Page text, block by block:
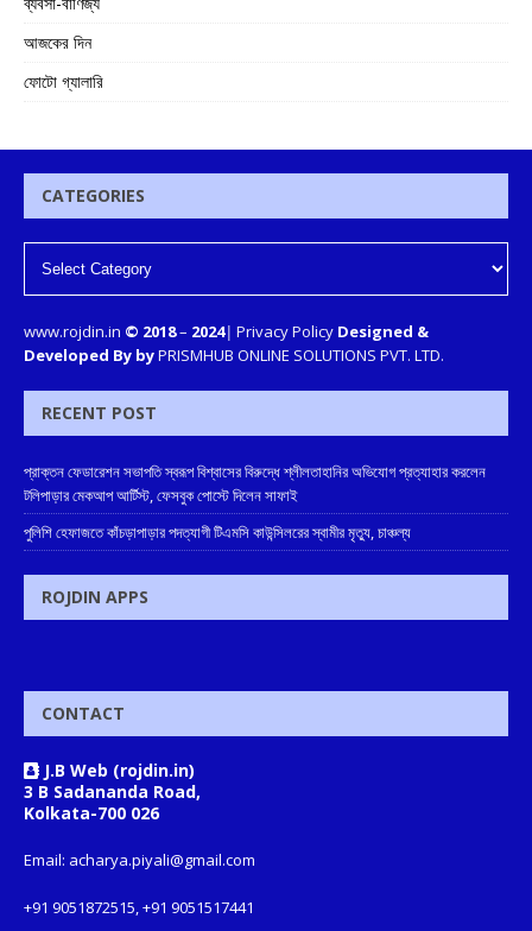
আজকের দিন
ফোটো গ্যালারি
CATEGORIES
www.rojdin.in © 2018– 2024| Privacy Policy Designed &
Developed By byPRISMHUB ONLINE SOLUTIONS PVT. LTD.
RECENT POST
প্রাক্তন ফেডারেশন সভাপতি স্বরূপ বিশ্বাসের বিরুদ্ধে শ্লীলতাহানির অভিযোগ প্রত্যাহার করলেন
টলিপাড়ার মেকআপ আর্টিস্ট, ফেসবুক পোস্টে দিলেন সাফাই
পুলিশি হেফাজতে কাঁচড়াপাড়ার পদত্যাগী টিএমসি কাউন্সিলরের স্বামীর মৃত্যু, চাঞ্চল্য
ROJDIN APPS
CONTACT
J.B Web (rojdin.in)
3 B Sadananda Road,
Kolkata-700 026
Email: acharya.piyali@gmail.com
+91 9051872515, +91 9051517441